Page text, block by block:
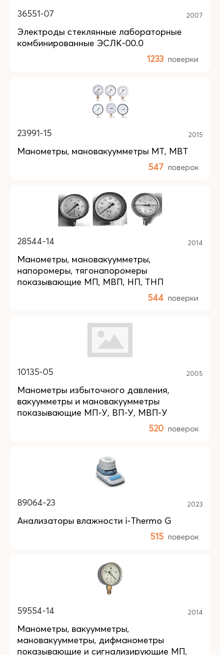
36551-07 2007
Электроды стеклянные лабораторные
комбинированные ЭСЛК-00.0
1233 поверки
23991-15 2015
Манометры, мановакуумметры МТ, МВТ
547 поверок
28544-14 2014
Манометры, мановакуумметры,
напоромеры, тягонапоромеры
показывающие МП, МВП, НП, ТНП
544 поверки
10135-05 2005
Манометры избыточного давления,
вакуумметры и мановакуумметры
показывающие МП-У, ВП-У, МВП-У
520 поверок
89064-23 2023
Анализаторы влажности i-Thermo G
515 поверок
59554-14 2014
Манометры, вакуумметры,
мановакуумметры, дифманометры
показывающие и сигнализирующие МП,